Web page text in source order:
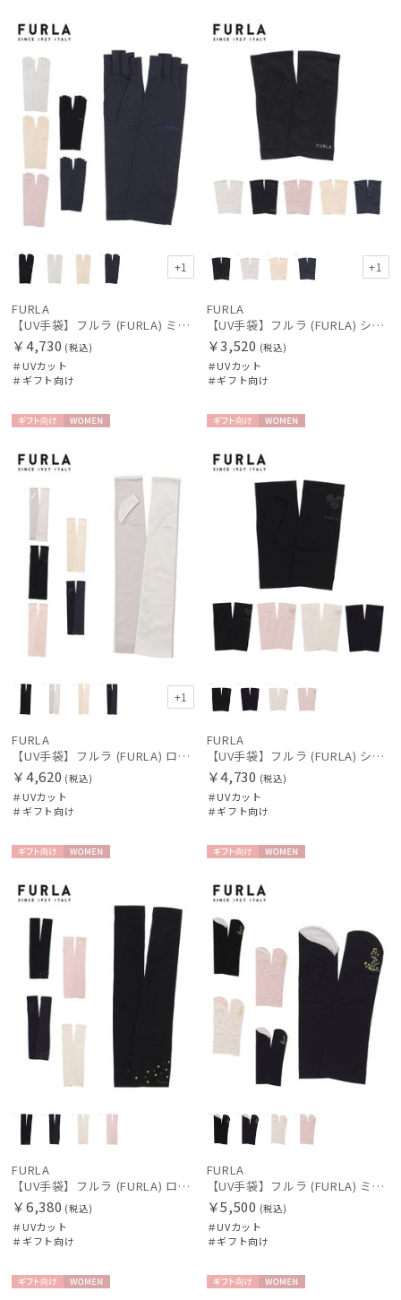
向け
N
+1
FURLA
【UV手袋】フルラ (FURLA) ミディアム ＵＶ手袋 ロゴ刺繍 指切り
￥4,730 (税込)
＃UVカット
＃ギフト向け
向け
N
+1
FURLA
【UV手袋】フルラ (FURLA) ショート ＵＶ手袋 ロゴ刺繍 指無し
￥3,520 (税込)
＃UVカット
＃ギフト向け
向け
N
+1
FURLA
【UV手袋】フルラ (FURLA) ロング ＵＶ手袋 ロゴ刺繍 指無し
￥4,620 (税込)
＃UVカット
＃ギフト向け
向け
N
FURLA
【UV手袋】フルラ (FURLA) ショート ＵＶ手袋 シアーフラワー 指無し 接触冷感
￥4,730 (税込)
＃UVカット
＃ギフト向け
向け
N
FURLA
【UV手袋】フルラ (FURLA) ロング ＵＶ手袋 ミモザ 指無し 接触冷感
￥6,380 (税込)
＃UVカット
＃ギフト向け
向け
N
FURLA
【UV手袋】フルラ (FURLA) ミディアム ＵＶ手袋 ミモザ 指無し 接触冷感
￥5,500 (税込)
＃UVカット
＃ギフト向け